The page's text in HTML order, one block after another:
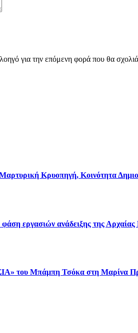
για την επόμενη φορά που θα
Κρυοπηγή, Κοινότητα
εργασιών ανάδειξης της
του Μπάμπη Τσόκα στη Μαρίνα